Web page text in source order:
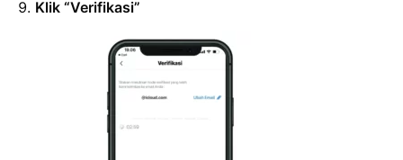
Klik “Verifikasi”